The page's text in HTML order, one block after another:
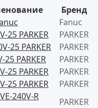
Бренд
Fanuc
25 PARKER PARKER
25 PARKER PARKER
25 PARKER PARKER
25 PARKER PARKER
25 PARKER PARKER
240V-R
PARKER